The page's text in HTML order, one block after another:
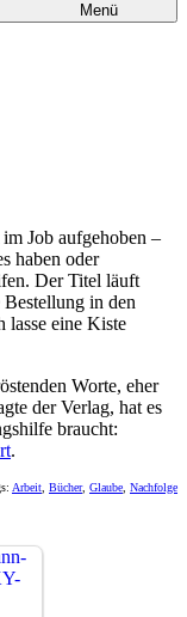
Menü
Job aufgehoben –
haben oder
Der Titel läuft
Bestellung in den
lasse eine Kiste
Worte, eher
der Verlag, hat es
braucht:
.
Arbeit Bücher, Glaube Nachfolge